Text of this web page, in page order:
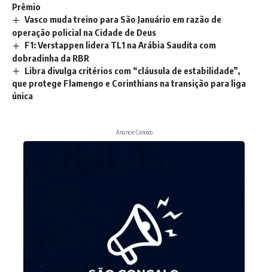
Prêmio
Vasco muda treino para São Januário em razão de
operação policial na Cidade de Deus
F1: Verstappen lidera TL1 na Arábia Saudita com
dobradinha da RBR
Libra divulga critérios com “cláusula de estabilidade”,
que protege Flamengo e Corinthians na transição para liga
única
Anuncie Conosco